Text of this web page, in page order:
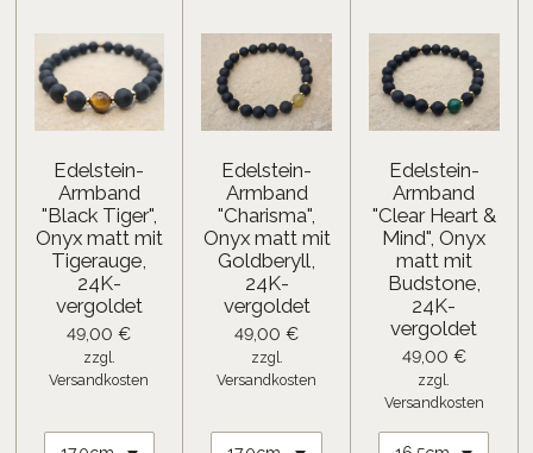
Edelstein-
Armband
"Black Tiger",
Onyx matt mit
Tigerauge,
24K-
vergoldet
49,00 €
zzgl.
Versandkosten
Edelstein-
Armband
"Charisma",
Onyx matt mit
Goldberyll,
24K-
vergoldet
49,00 €
zzgl.
Versandkosten
Edelstein-
Armband
"Clear Heart &
Mind", Onyx
matt mit
Budstone,
24K-
vergoldet
49,00 €
zzgl.
Versandkosten